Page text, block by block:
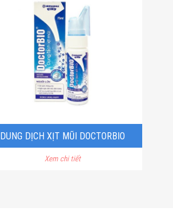
DUNG DỊCH XỊT MŨI DOCTORBIO
NGƯỜI LỚN
Xem chi tiết